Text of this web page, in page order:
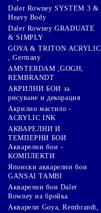
Daler Rowney SYSTEM 3 &
Heavy Body
Daler Rowney GRADUATE
& SIMPLY
GOYA & TRITON АCRYLIC
, Germany
AMSTERDAM ,GOGH,
REMBRANDT
АКРИЛНИ БОИ за
рисуване и декорация
Акрилно мастило -
ACRYLIC INK
АКВАРЕЛНИ И
ТЕМПЕРНИ БОИ
Акварелни бои -
КОМПЛЕКТИ
Японски акварелни бои
GANSAI TAMBI
Акварелни бои Daler
Rowney на бройка
Акварели Goya, Rembrandt,